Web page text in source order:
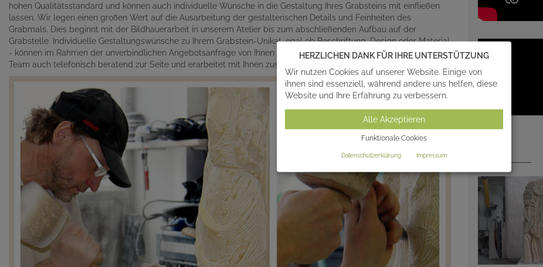
hohen Qualitätsstandard und können auch individuelle Wünsche in die Gestaltung Ihres Grabsteins mit einfließen
lassen. Wir legen einen großen Wert auf die Ausarbeitung der gestalterischen Details und Feinheiten des
Grabmals. Dies beginnt mit der Bildhauerarbeit in unserem Atelier bis zum abschließenden Aufbau auf der
Grabstelle. Individuelle Gestaltungswünsche zu Ihrem Grabstein-Unikat, egal ob Beschriftung, Design oder Material
- können im Rahmen der unverbindlichen Angebotsanfrage von Ihnen mit angefragt werden. Gern steht Ihnen unser
Team auch telefonisch beratend zur Seite und erarbeitet mit Ihnen zusammen einen individuellen Grabmalentwurf.
HERZLICHEN DANK FÜR IHRE UNTERSTÜTZUNG
Wir nutzen Cookies auf unserer Website. Einige von
ihnen sind essenziell, während andere uns helfen, diese
Website und Ihre Erfahrung zu verbessern.
Alle Akzeptieren
Funktionale Cookies
Datenschutzerklärung Impressum